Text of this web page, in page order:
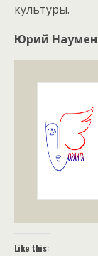
культуры.
Юрий
Like this: